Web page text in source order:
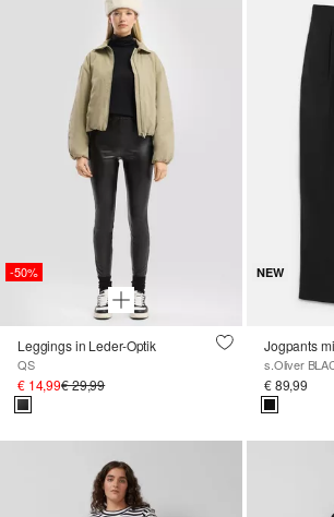
-50%
Leggings in Leder-Optik
QS
€ 14,99€ 29,99
NEW
s.Oliver
€ 89,99